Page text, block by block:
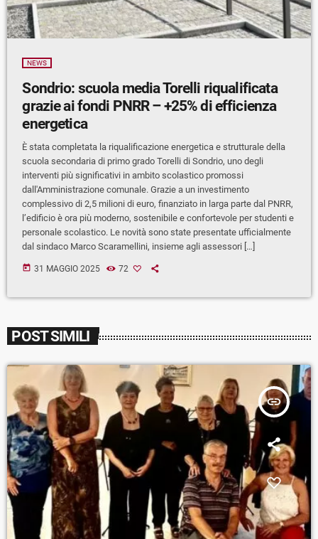
NEWS
Sondrio: scuola media Torelli riqualificata
grazie ai fondi PNRR – +25% di efficienza
energetica
È stata completata la riqualificazione energetica e strutturale della
scuola secondaria di primo grado Torelli di Sondrio, uno degli
interventi più significativi in ambito scolastico promossi
dall'Amministrazione comunale. Grazie a un investimento
complessivo di 2,5 milioni di euro, finanziato in larga parte dal PNRR,
l’edificio è ora più moderno, sostenibile e confortevole per studenti e
personale scolastico. Le novità sono state presentate ufficialmente
dal sindaco Marco Scaramellini, insieme agli assessori […]
today 31 MAGGIO 2025 72
POST SIMILI
insert_link